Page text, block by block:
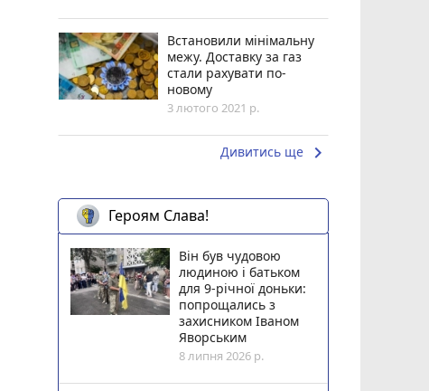
Встановили мінімальну
межу. Доставку за газ
стали рахувати по-
новому
3 лютого 2021 р.
Дивитись ще keyboard_arrow_right
Героям Слава!
Він був чудовою
людиною і батьком
для 9-річної доньки:
попрощались з
захисником Іваном
Яворським
8 липня 2026 р.